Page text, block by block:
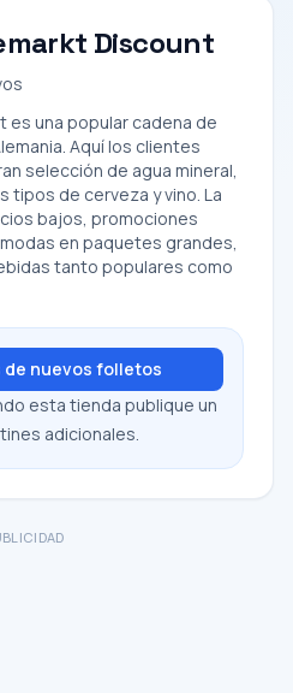
Discount
una popular cadena de
Aquí los clientes
selección de agua mineral,
tipos de cerveza y vino. La
bajos, promociones
en paquetes grandes,
tanto populares como
de nuevos folletos
esta tienda publique un
adicionales.